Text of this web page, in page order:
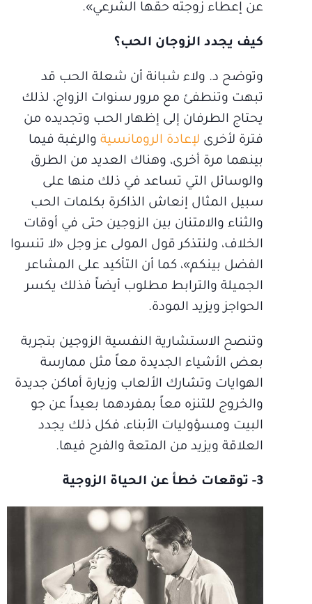
عن إعطاء زوجته حقها الشرعي».
كيف يجدد الزوجان الحب؟
وتوضح د. ولاء شبانة أن شعلة الحب قد
تبهت وتنطفئ مع مرور سنوات الزواج، لذلك
يحتاج الطرفان إلى إظهار الحب وتجديده من
فترة لأخرى لإعادة الرومانسية والرغبة فيما
بينهما مرة أخرى، وهناك العديد من الطرق
والوسائل التي تساعد في ذلك منها على
سبيل المثال إنعاش الذاكرة بكلمات الحب
والثناء والامتنان بين الزوجين حتى في أوقات
الخلاف، ولنتذكر قول المولى عز وجل «لا تنسوا
الفضل بينكم»، كما أن التأكيد على المشاعر
الجميلة والترابط مطلوب أيضاً فذلك يكسر
الحواجز ويزيد المودة.
وتنصح الاستشارية النفسية الزوجين بتجربة
بعض الأشياء الجديدة معاً مثل ممارسة
الهوايات وتشارك الألعاب وزيارة أماكن جديدة
والخروج للتنزه معاً بمفردهما بعيداً عن جو
البيت ومسؤوليات الأبناء، فكل ذلك يجدد
العلاقة ويزيد من المتعة والفرح فيها.
3- توقعات خطأ عن الحياة الزوجية